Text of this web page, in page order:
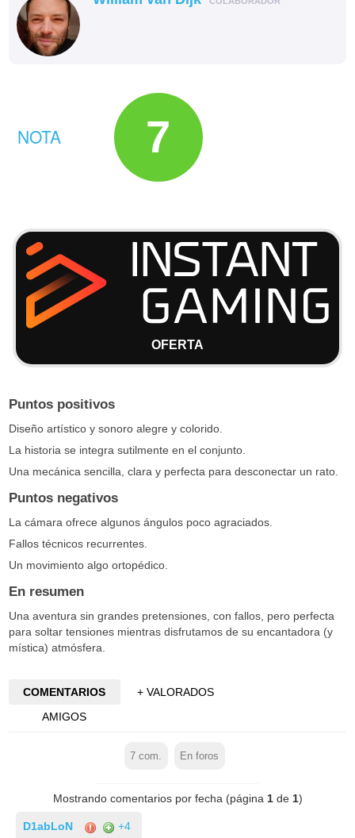
NOTA 7
OFERTA
Puntos positivos
Diseño artístico y sonoro alegre y colorido.
La historia se integra sutilmente en el conjunto.
Una mecánica sencilla, clara y perfecta para desconectar un rato.
Puntos negativos
La cámara ofrece algunos ángulos poco agraciados.
Fallos técnicos recurrentes.
Un movimiento algo ortopédico.
En resumen
Una aventura sin grandes pretensiones, con fallos, pero perfecta
para soltar tensiones mientras disfrutamos de su encantadora (y
mística) atmósfera.
COMENTARIOS
+ VALORADOS
AMIGOS
7 com. En foros
Mostrando comentarios por fecha (página 1de 1)
D1abLoN +4